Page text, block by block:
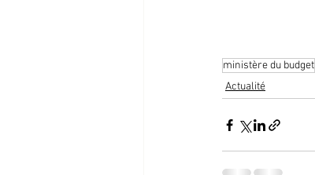
ministère du budget
Actualité